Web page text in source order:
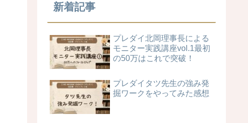
新着記事
プレダイ北岡理事長による
モニター実践講座vol.1最初
の50万はこれで突破！
プレダイタツ先生の強み発
掘ワークをやってみた感想